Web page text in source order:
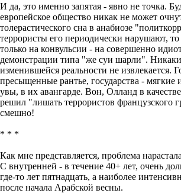
И да, это именно запятая - явно не точка.
европейское общество никак не может
толерастического сна в анабиозе
террористы его периодически нарушают,
только на конвульсии - на совершенно
демонстрации типа "же суи шарли".
изменившейся реальности не извлекается.
пресыщенные рантье, государства -
увы, в их авангарде. Вон, Олланд в качестве
решил "лишать террористов французского
смешно!
* * *
Как мне представляется, проблема
С внутренней - в течение 40+ лет, очень
где-то лет пятнадцать, а наиболее
после начала Арабской весны.